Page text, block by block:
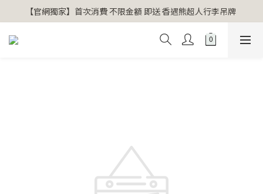
【官網獨家】首次消費 不限金額 即送 香遇熊超人行李吊牌
【官網獨家】首次消費 不限金額 即送 香遇熊超人行李吊牌
安心專用淨化包10入X3 原價960元 特價680元